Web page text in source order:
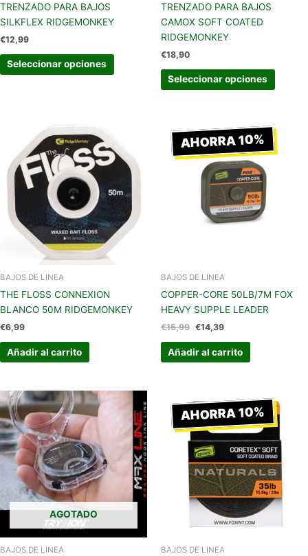
TRENZADO PARA BAJOS
SILKFLEX RIDGEMONKEY
€12,99
Seleccionar opciones
página
TRENZADO PARA BAJOS
CAMOX SOFT COATED
RIDGEMONKEY
€18,90
Seleccionar opciones
BAJOS DE LINEA
THE FLOSS CONNEXION
BLANCO 50M RIDGEMONKEY
€6,99
Añadir al carrito
AHORRA 10%
BAJOS DE LINEA
COPPER-CORE 50LB/7M FOX
HEAVY SUPPLE LEADER
€15,99
precio
original
era:
€15,99.
€14,39
precio
actual
es:
€14,39.
Añadir al carrito
AGOTADO
BAJOS DE LINEA
AHORRA 10%
BAJOS DE LINEA
precio
original
era:
€18,99.
precio
actual
es:
€17,09.